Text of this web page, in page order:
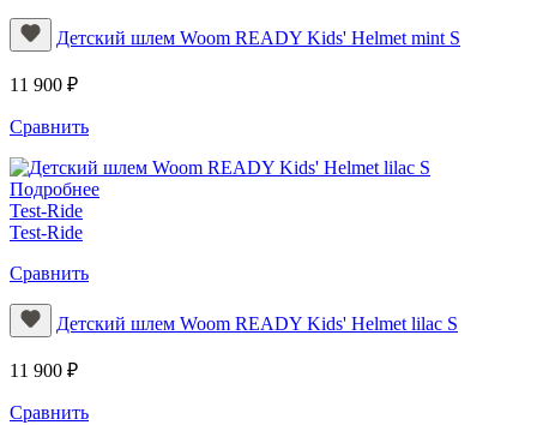
Детский шлем Woom READY Kids' Helmet mint S
11 900 ₽
Сравнить
Подробнее
Test-Ride
Test-Ride
Сравнить
Детский шлем Woom READY Kids' Helmet lilac S
11 900 ₽
Сравнить